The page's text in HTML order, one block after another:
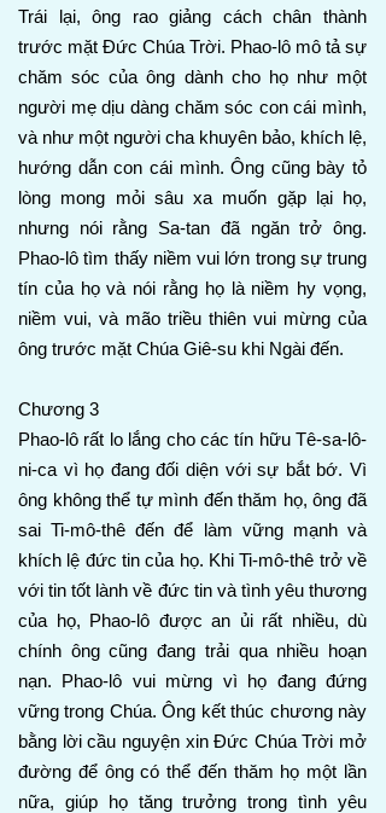
Trái lại, ông rao giảng cách chân thành
trước mặt Đức Chúa Trời. Phao-lô mô tả sự
chăm sóc của ông dành cho họ như một
người mẹ dịu dàng chăm sóc con cái mình,
và như một người cha khuyên bảo, khích lệ,
hướng dẫn con cái mình. Ông cũng bày tỏ
lòng mong mỏi sâu xa muốn gặp lại họ,
nhưng nói rằng Sa-tan đã ngăn trở ông.
Phao-lô tìm thấy niềm vui lớn trong sự trung
tín của họ và nói rằng họ là niềm hy vọng,
niềm vui, và mão triều thiên vui mừng của
ông trước mặt Chúa Giê-su khi Ngài đến.
Chương 3
Phao-lô rất lo lắng cho các tín hữu Tê-sa-lô-
ni-ca vì họ đang đối diện với sự bắt bớ. Vì
ông không thể tự mình đến thăm họ, ông đã
sai Ti-mô-thê đến để làm vững mạnh và
khích lệ đức tin của họ. Khi Ti-mô-thê trở về
với tin tốt lành về đức tin và tình yêu thương
của họ, Phao-lô được an ủi rất nhiều, dù
chính ông cũng đang trải qua nhiều hoạn
nạn. Phao-lô vui mừng vì họ đang đứng
vững trong Chúa. Ông kết thúc chương này
bằng lời cầu nguyện xin Đức Chúa Trời mở
đường để ông có thể đến thăm họ một lần
nữa, giúp họ tăng trưởng trong tình yêu